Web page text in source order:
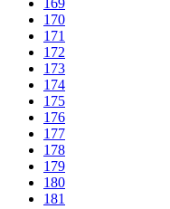
170
171
172
173
174
175
176
177
178
179
180
181